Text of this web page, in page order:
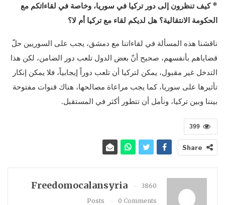
* كيف تنظرون إلى دور تركيا في سوريا، وخاصة في لقاءاتكم مع
الحكومة الانتقالية؟ هل لديكم لقاء مع تركيا أم لا؟
ناقشنا هذه المسألة في لقاءاتنا مع دمشق، يجب على السوريين حلّ
قضاياهم بأنفسهم، صحيح أنّ بعض الدول تلعب دور الضامن، لكن هذا
التدخل غير مقبول، يمكن لتركيا أن تلعب دوراً إيجابياً، فلا يمكن إنكار
تأثيرها على سوريا، كما يجب مراعاة مصالحها، هناك قنوات مفتوحة
بيننا وبين تركيا، ونأمل أن تتطور أكثر في المستقبل.
399
Share
Freedomocalansyria
3860
Posts
0 Comments